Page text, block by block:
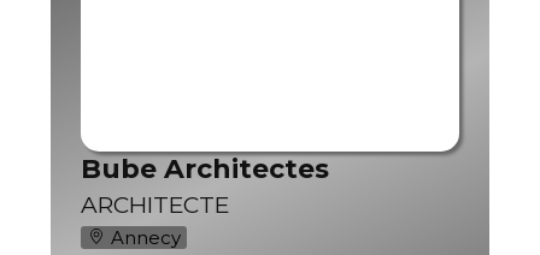
Bube Architectes
ARCHITECTE
Annecy